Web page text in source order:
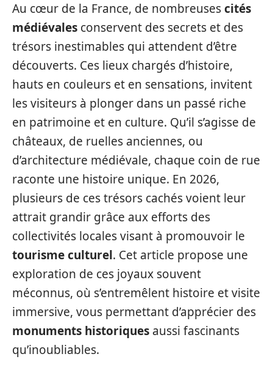
Au cœur de la France, de nombreusescités
médiévales conservent des secrets et des
trésors inestimables qui attendent d’être
découverts. Ces lieux chargés d’histoire,
hauts en couleurs et en sensations, invitent
les visiteurs à plonger dans un passé riche
en patrimoine et en culture. Qu’il s’agisse de
châteaux, de ruelles anciennes, ou
d’architecture médiévale, chaque coin de rue
raconte une histoire unique. En 2026,
plusieurs de ces trésors cachés voient leur
attrait grandir grâce aux efforts des
collectivités locales visant à promouvoir le
tourisme culturel. Cet article propose une
exploration de ces joyaux souvent
méconnus, où s’entremêlent histoire et visite
immersive, vous permettant d’apprécier des
monuments historiques aussi fascinants
qu’inoubliables.